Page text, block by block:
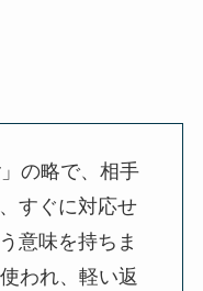
の略で、相手
すぐに対応せ
意味を持ちま
われ、軽い返